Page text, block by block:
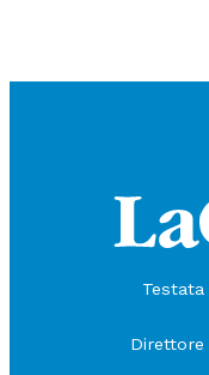
Direttore